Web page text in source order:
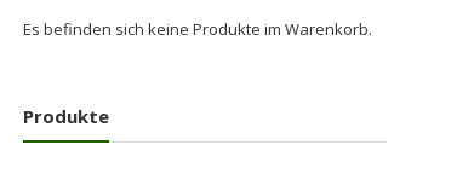
Es befinden sich keine Produkte im Warenkorb.
Produkte